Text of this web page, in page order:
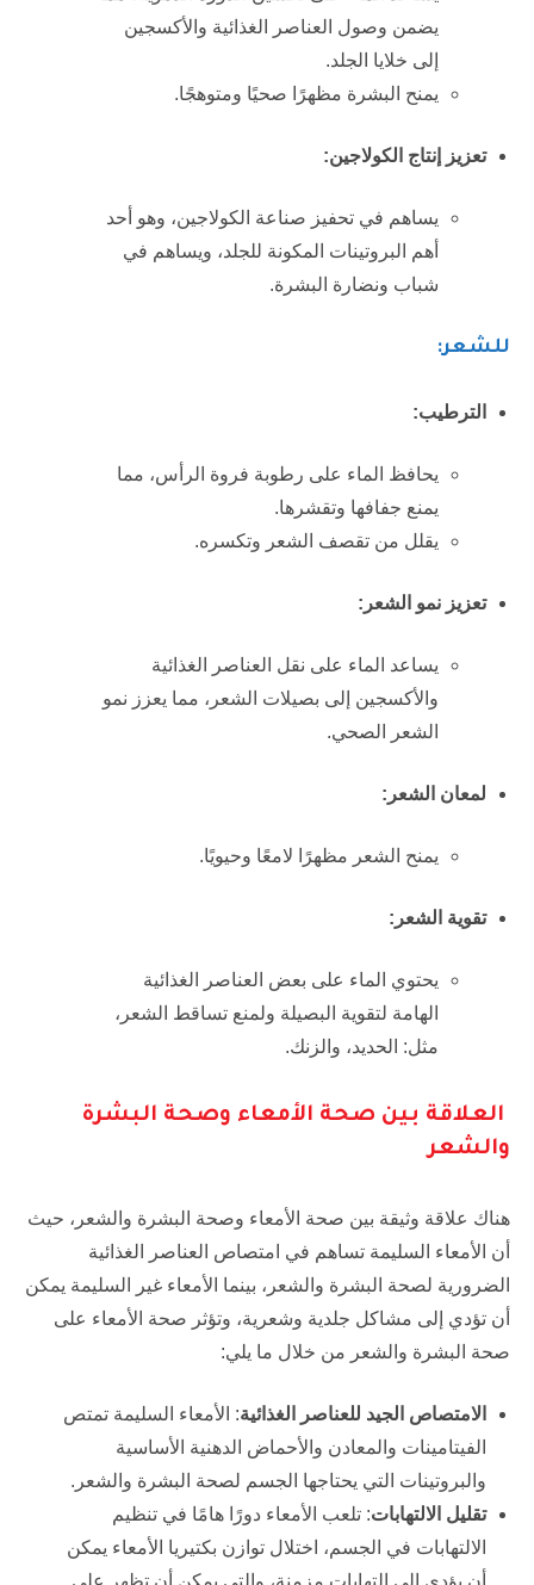
يضمن وصول العناصر الغذائية والأكسجين
إلى خلايا الجلد.
يمنح البشرة مظهرًا صحيًا ومتوهجًا.
تعزيز إنتاج الكولاجين:
يساهم في تحفيز صناعة الكولاجين، وهو أحد
أهم البروتينات المكونة للجلد، ويساهم في
شباب ونضارة البشرة.
للشعر:
الترطيب:
يحافظ الماء على رطوبة فروة الرأس، مما
يمنع جفافها وتقشرها.
يقلل من تقصف الشعر وتكسره.
تعزيز نمو الشعر:
يساعد الماء على نقل العناصر الغذائية
والأكسجين إلى بصيلات الشعر، مما يعزز نمو
الشعر الصحي.
لمعان الشعر:
يمنح الشعر مظهرًا لامعًا وحيويًا.
تقوية الشعر:
يحتوي الماء على بعض العناصر الغذائية
الهامة لتقوية البصيلة ولمنع تساقط الشعر،
مثل: الحديد، والزنك.
العلاقة بين صحة الأمعاء وصحة البشرة
والشعر
هناك علاقة وثيقة بين صحة الأمعاء وصحة البشرة والشعر، حيث
أن الأمعاء السليمة تساهم في امتصاص العناصر الغذائية
الضرورية لصحة البشرة والشعر، بينما الأمعاء غير السليمة يمكن
أن تؤدي إلى مشاكل جلدية وشعرية، وتؤثر صحة الأمعاء على
صحة البشرة والشعر من خلال ما يلي:
الامتصاص الجيد للعناصر الغذائية: الأمعاء السليمة تمتص
الفيتامينات والمعادن والأحماض الدهنية الأساسية
والبروتينات التي يحتاجها الجسم لصحة البشرة والشعر.
تقليل الالتهابات: تلعب الأمعاء دورًا هامًا في تنظيم
الالتهابات في الجسم، اختلال توازن بكتيريا الأمعاء يمكن